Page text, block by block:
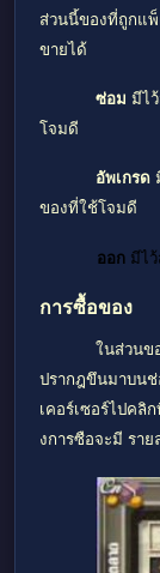
ส่วนนี้ของที่ถูกแ
ขายได้
ซ่อม มีไ
โจมดี
อัพเกรด
ของที่ใช้โจมดี
ออก มีไ
การซื้อของ
ในส่วนข
ปรากฎขึนมาบนช่
เคอร์เซอร์ไปคลิ
งการซือจะมี รา